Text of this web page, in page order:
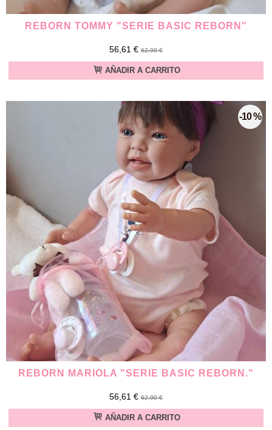
REBORN TOMMY "SERIE BASIC REBORN"
56,61 € 62,90 €
AÑADIR A CARRITO
-10 %
REBORN MARIOLA "SERIE BASIC REBORN."
56,61 € 62,90 €
AÑADIR A CARRITO